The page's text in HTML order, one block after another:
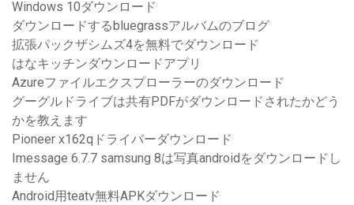
Windows 10ダウンロード
ダウンロードするbluegrassアルバムのブログ
拡張パックザシムズ4を無料でダウンロード
はなキッチンダウンロードアプリ
Azureファイルエクスプローラーのダウンロード
グーグルドライブは共有PDFがダウンロードされたかどう
かを教えます
Pioneer x162qドライバーダウンロード
Imessage 6.7.7 samsung 8は写真androidをダウンロードし
ません
Android用teatv無料APKダウンロード